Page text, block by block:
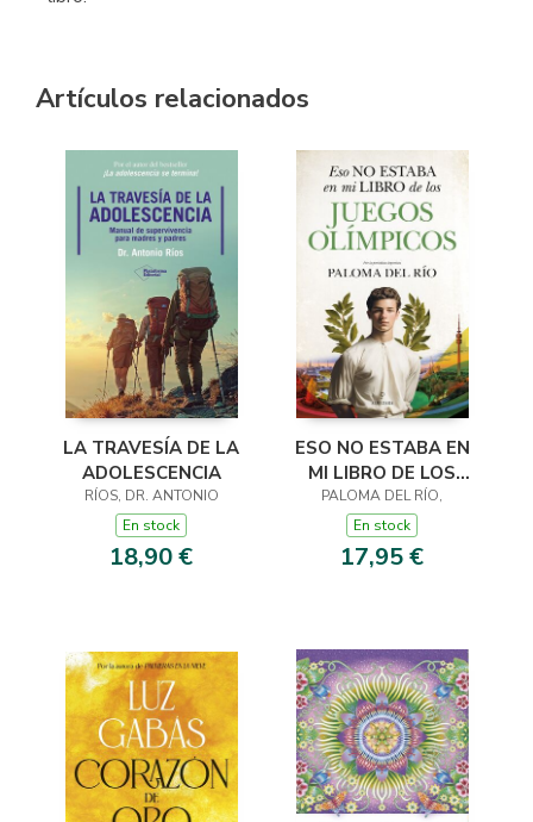
Artículos relacionados
LA TRAVESÍA DE LA
ADOLESCENCIA
RÍOS, DR. ANTONIO
En stock
18,90 €
ESO NO ESTABA EN
MI LIBRO DE LOS
JUEGOS OLÍMPICOS
PALOMA DEL RÍO,
En stock
17,95 €